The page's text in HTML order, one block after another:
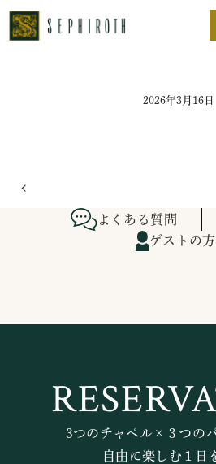
ホーム
2026年3月16日
よくある質問
ゲストの
3つのチャペル×３つの
自由に楽しむ１日